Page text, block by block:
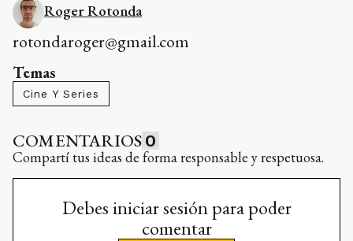
Roger Rotonda
rotondaroger@gmail.com
Temas
Cine Y Series
COMENTARIOS 0
Compartí tus ideas de forma responsable y respetuosa.
Debes iniciar sesión para poder
comentar